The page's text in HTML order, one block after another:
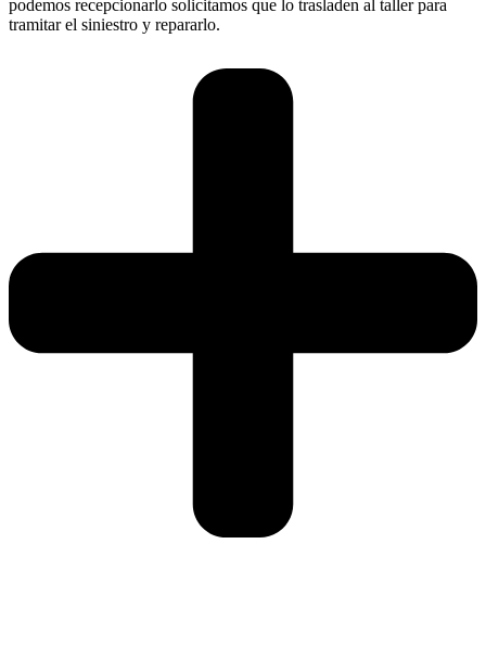
podemos recepcionarlo solicitamos que lo trasladen al taller para
tramitar el siniestro y repararlo.